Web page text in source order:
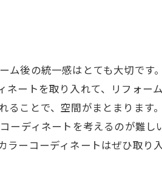
後の統一感はとても大切で
ートを取り入れて、リフォ
ことで、空間がまとまりま
ーディネートを考えるのが難
ーコーディネートはぜひ取り